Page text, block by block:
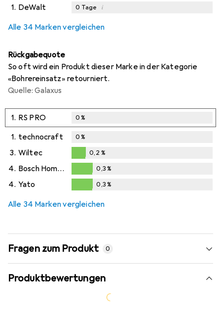
1. DeWalt 0 Tage i
Alle 34 Marken vergleichen
Rückgabequote
So oft wird ein Produkt dieser Marke in der Kategorie
«Bohrereinsatz» retourniert.
Quelle: Galaxus
1. RS PRO 0%
1. technocraft 0%
3. Wiltec
0,2%
0,2 %
4. Bosch Home & Garden
0,3%
0,3%
4. Yato 0,3%
Alle 34 Marken vergleichen
Fragen zum Produkt 0
Produktbewertungen